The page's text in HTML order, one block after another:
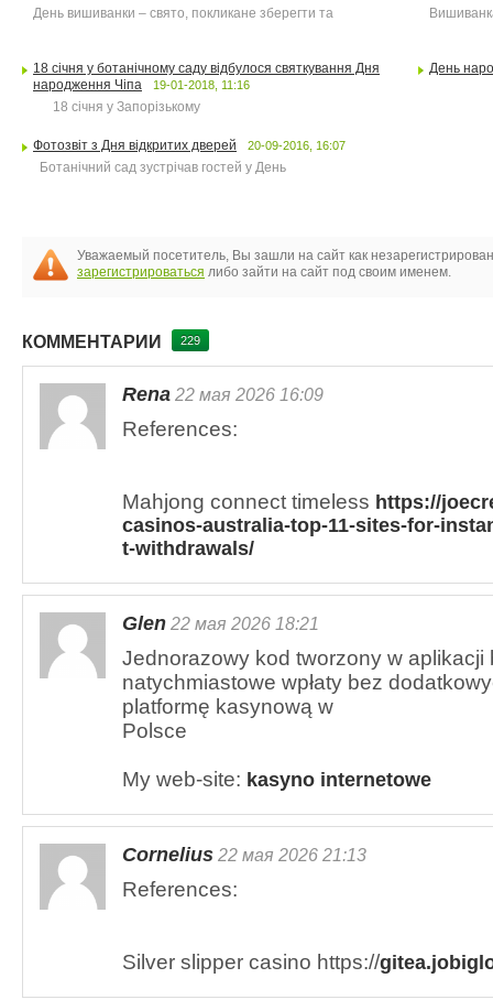
День вишиванки – свято, покликане зберегти та
18 січня у ботанічному саду відбулося святкування Дня
народження Чіпа
19-01-2018, 11:16
18 січня у Запорізькому
День
Фотозвіт з Дня відкритих дверей 20-09-2016, 16:07
Ботанічний сад зустрічав гостей у День
Уважаемый посетитель, Вы зашли на сайт как
зарегистрироваться либо зайти на сайт под своим именем.
КОММЕНТАРИИ 229
Rena 22 мая 2026 16:09
References:
Mahjong connect timeless https://
casinos-australia-top-11-sites-for-
t-withdrawals/
Glen 22 мая 2026 18:21
Jednorazowy kod tworzony w
natychmiastowe wpłaty bez
platformę kasynową w
Polsce
My web-site: kasyno internetowe
Cornelius 22 мая 2026 21:13
References:
Silver slipper casino https://